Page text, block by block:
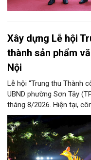
Xây dựng Lễ hội
thành sản phẩm
Nội
Lễ hội “Trung thu Thành
UBND phường Sơn Tây
tháng 8/2026. Hiện tại,
chính quyền phường Sơn
vị và 25 tổ dân phố khẩn
sẵn sàng mang đến cho
thu quy mô, đặc sắc và